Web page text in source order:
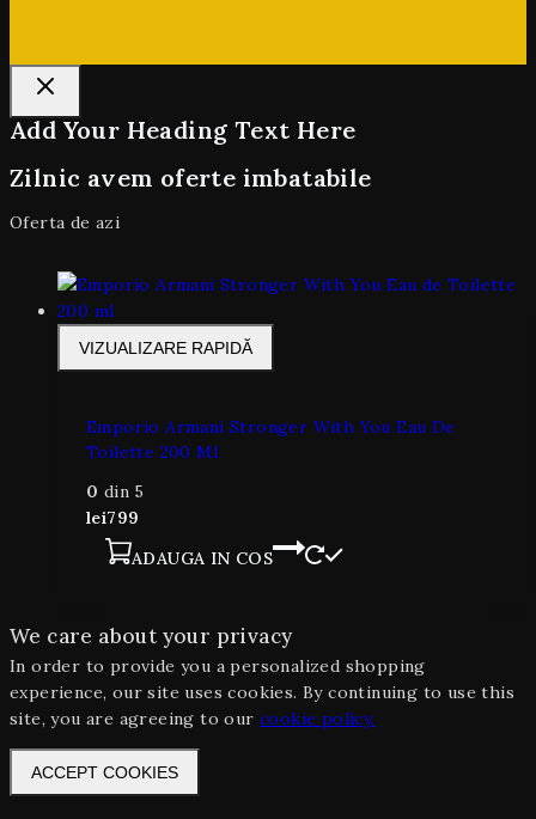
Add Your Heading Text Here
Zilnic avem oferte imbatabile
Oferta de azi
VIZUALIZARE RAPIDĂ
Emporio Armani Stronger With You Eau De
Toilette 200 Ml
0 din 5
lei799
ADAUGA IN COS
We care about your privacy
In order to provide you a personalized shopping
experience, our site uses cookies. By continuing to use this
site, you are agreeing to our cookie policy.
ACCEPT COOKIES